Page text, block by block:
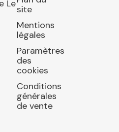
Lesite
Mentions
légales
Paramètres
des
cookies
Conditions
générales
de vente